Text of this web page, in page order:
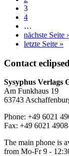
3
4
…
nächste Seite ›
letzte Seite »
Contact eclipsed
Sysyphus Verlags
Am Funkhaus 19
63743
Phone: +49 6021
Fax: +49 6021
The main phone is
from Mo-Fr 9 -